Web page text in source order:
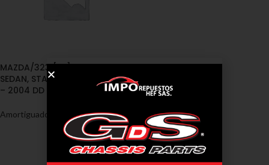
MAZDA/323 [BF] COUPE,
SEDAN, STATION WAGON 1986
– 2004 DD
Amortiguadores Mazda